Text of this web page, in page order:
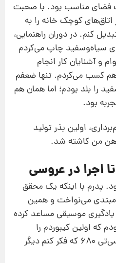
فضای مناسب بود. با صحبت
اتاق‌های کوچک خانه را به
کنم. در دوران راهنمایی،
سیاه‌وسفید چاپ می‌کردم
و آشنایان کار انجام
کسب می‌کردم. تنها ضعفم
را بلد بودم؛ اما همان هم
بود.
اولین بذر تولید
من کاشته شد.
اجرا در عروسی
پدرم با اینکه یک محقق
مبتدی می‌نواخت و همین
موسیقی مساعد کرده
یا ۱۲ ساله بودم که اولین کیبوردم را
خریدیم؛ یک مدل کاسیو سی‌تی ۶۸۰ که فکر کنم دیگر